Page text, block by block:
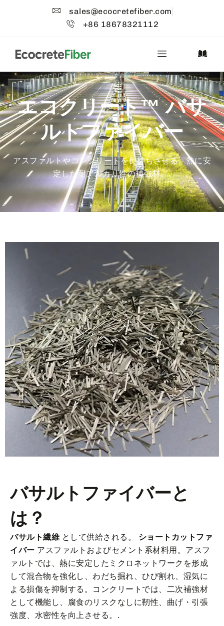
sales@ecocretefiber.com
+86 18678321112
エコクリート™ バサ
ルトファイバー
アスファルトやコンクリートを長持ちさせる、熱に安
定した耐アルカリ性の補強材。.
バサルトファイバーと
は？
バサルト繊維 として供給される。 ショートカットファ
イバー アスファルトおよびセメント系材料用。アスフ
ァルトでは、熱に安定したミクロネットワークを形成
して混合物を強化し、わだち掘れ、ひび割れ、湿気に
よる損傷を抑制する。コンクリートでは、二次補強材
として機能し、腐食のリスクなしに靭性、曲げ・引張
強度、水密性を向上させる。.